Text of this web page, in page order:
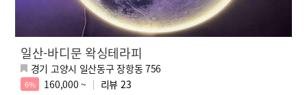
일산-바디문 왁싱테라피
경기 고양시 일산동구 장항동 756
6% 160,000 ~ 리뷰 23